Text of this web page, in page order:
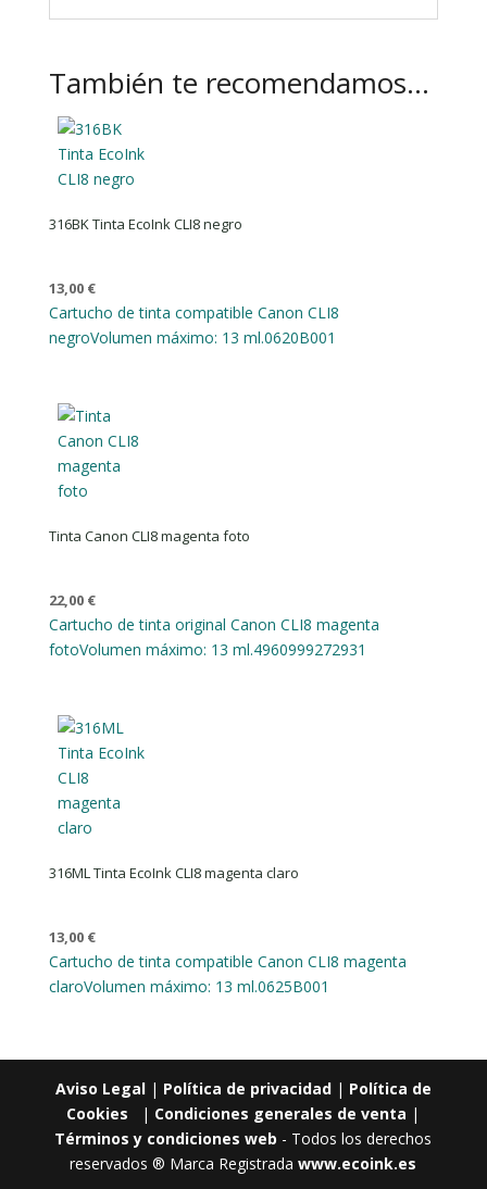
También te recomendamos…
316BK Tinta EcoInk CLI8 negro
13,00 €
Cartucho de tinta compatible Canon CLI8
negroVolumen máximo: 13 ml.0620B001
Tinta Canon CLI8 magenta foto
22,00 €
Cartucho de tinta original Canon CLI8 magenta
fotoVolumen máximo: 13 ml.4960999272931
316ML Tinta EcoInk CLI8 magenta claro
13,00 €
Cartucho de tinta compatible Canon CLI8 magenta
claroVolumen máximo: 13 ml.0625B001
Aviso Legal| Política de privacidad| Política de
Cookies | Condiciones generales de venta |
Términos y condiciones web - Todos los derechos
reservados ® Marca Registradawww.ecoink.es